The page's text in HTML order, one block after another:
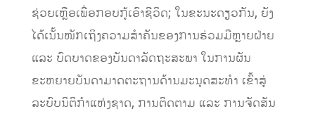
ຊ່ວຍເຫຼືອເພື່ອກອບກູ້ເອົາຊີວິດ; ໃນຂະນະດຽວກັນ, ຍັງ
ໄດ້ເນັ້ນໜັກເຖິງຄວາມສຳຄັນຂອງການຮ່ວມມືຫຼາຍຝ່າຍ
ແລະ ບົດບາດຂອງບັນດາລັດຖະສະພາ ໃນການຜັນ
ຂະຫຍາຍບັນດາມາດຕະຖານດ້ານມະນຸດສະທຳ ເຂົ້າສູ່
ລະບົບນິຕິກຳແຫ່ງຊາດ, ການຕິດຕາມ ແລະ ການຈັດສັນ